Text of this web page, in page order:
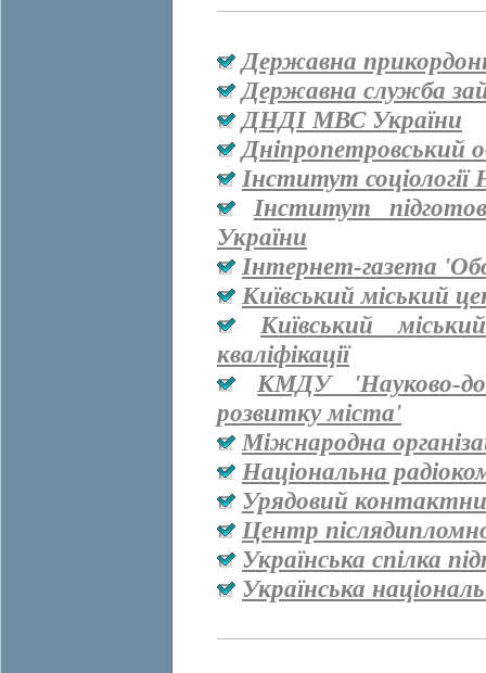
Державна
Державна служба
ДНДІ МВС України
Дніпропетровський
Інститут
Інститут
України
Інтернет-газета
Київський міський
Київський
кваліфікації
КМДУ 'Науково-
розвитку міста'
Міжнародна
Національна
Урядовий
Центр
Українська спілка
Українська